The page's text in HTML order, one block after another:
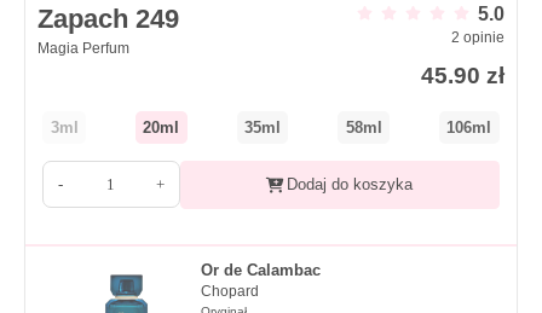
Zapach 249
Magia Perfum
5.0
2 opinie
45.90 zł
3ml 20ml 35ml 58ml 106ml
- + Dodaj do koszyka
Or de Calambac
Chopard